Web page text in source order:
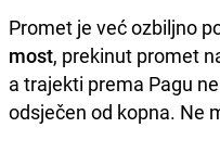
Promet je već ozbiljno
most, prekinut promet
a trajekti prema Pagu
odsječen od kopna. Ne